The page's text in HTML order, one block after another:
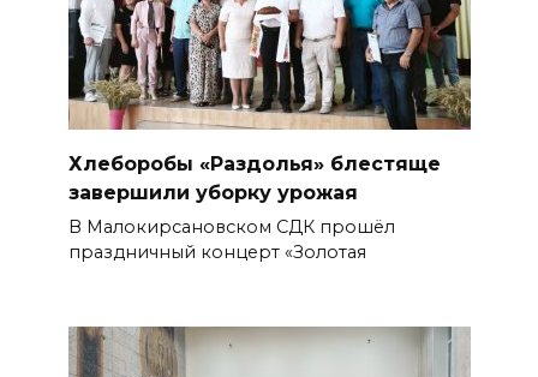
Хлеборобы «Раздолья» блестяще
завершили уборку урожая
В Малокирсановском СДК прошёл
праздничный концерт «Золотая